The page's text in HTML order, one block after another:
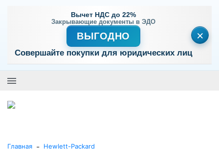
Вычет НДС до 22%
Закрывающие документы в ЭДО
ВЫГОДНО
Совершайте покупки для юридических лиц
×
Главная - Hewlett-Packard